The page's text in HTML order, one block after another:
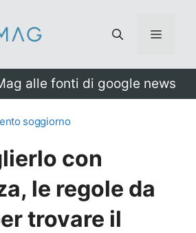
Menu
alle fonti di google news
soggiorno
con
le regole da
trovare il